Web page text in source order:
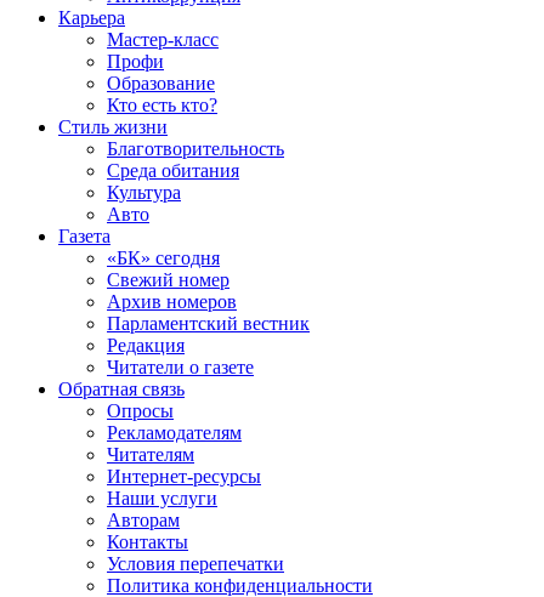
Карьера
Мастер-класс
Профи
Образование
Кто есть кто?
Стиль жизни
Благотворительность
Среда обитания
Культура
Авто
Газета
«БК» сегодня
Свежий номер
Архив номеров
Парламентский вестник
Редакция
Читатели о газете
Обратная связь
Опросы
Рекламодателям
Читателям
Интернет-ресурсы
Наши услуги
Авторам
Контакты
Условия перепечатки
Политика конфиденциальности